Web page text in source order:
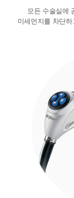
모든 수술실에
미세먼지를 차단